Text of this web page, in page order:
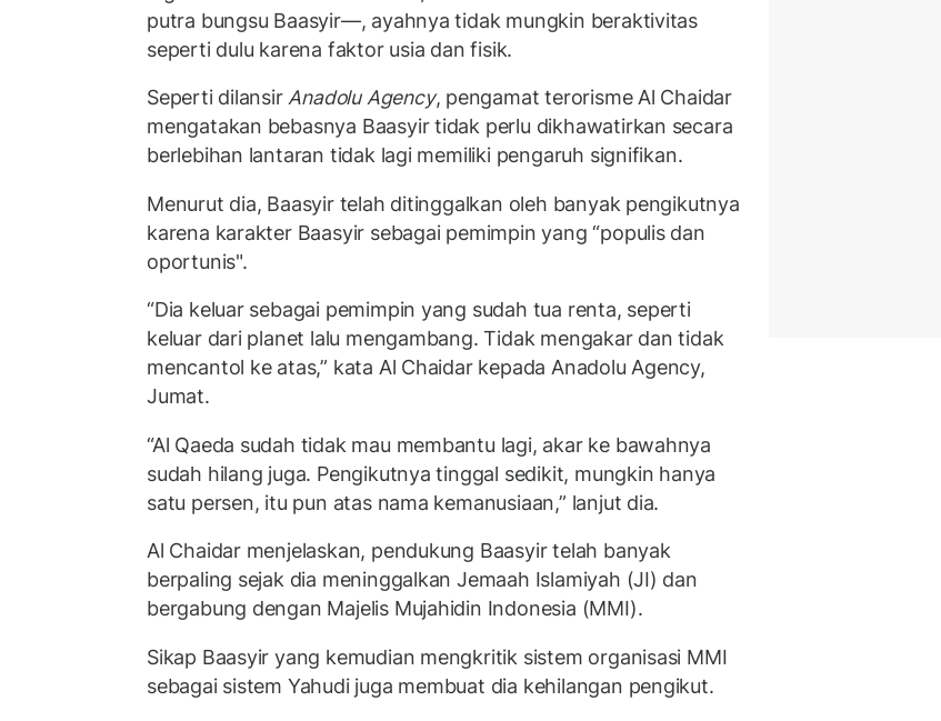
putra bungsu Baasyir—, ayahnya tidak mungkin beraktivitas
seperti dulu karena faktor usia dan fisik.
Seperti dilansir Anadolu Agency, pengamat terorisme Al Chaidar
mengatakan bebasnya Baasyir tidak perlu dikhawatirkan secara
berlebihan lantaran tidak lagi memiliki pengaruh signifikan.
Menurut dia, Baasyir telah ditinggalkan oleh banyak pengikutnya
karena karakter Baasyir sebagai pemimpin yang “populis dan
oportunis".
“Dia keluar sebagai pemimpin yang sudah tua renta, seperti
keluar dari planet lalu mengambang. Tidak mengakar dan tidak
mencantol ke atas,” kata Al Chaidar kepada Anadolu Agency,
Jumat.
“Al Qaeda sudah tidak mau membantu lagi, akar ke bawahnya
sudah hilang juga. Pengikutnya tinggal sedikit, mungkin hanya
satu persen, itu pun atas nama kemanusiaan,” lanjut dia.
Al Chaidar menjelaskan, pendukung Baasyir telah banyak
berpaling sejak dia meninggalkan Jemaah Islamiyah (JI) dan
bergabung dengan Majelis Mujahidin Indonesia (MMI).
Sikap Baasyir yang kemudian mengkritik sistem organisasi MMI
sebagai sistem Yahudi juga membuat dia kehilangan pengikut.